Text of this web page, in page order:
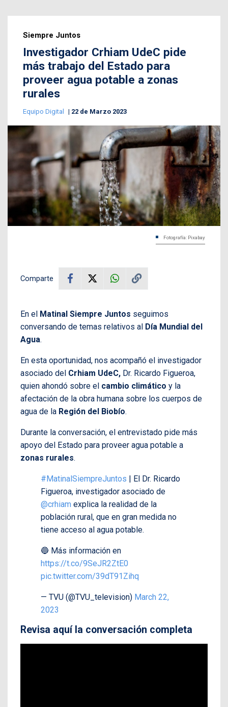
Siempre Juntos
Investigador Crhiam UdeC pide
más trabajo del Estado para
proveer agua potable a zonas
rurales
Equipo Digital 22 de Marzo 2023
Fotografía: Pixabay
Comparte
En el Matinal Siempre Juntos seguimos
conversando de temas relativos al Día Mundial del
Agua.
En esta oportunidad, nos acompañó el investigador
asociado del Crhiam UdeC, Dr. Ricardo Figueroa,
quien ahondó sobre el cambio climático y la
afectación de la obra humana sobre los cuerpos de
agua de la Región del Biobío.
Durante la conversación, el entrevistado pide más
apoyo del Estado para proveer agua potable a
zonas rurales.
#MatinalSiempreJuntos | El Dr. Ricardo
Figueroa, investigador asociado de
@crhiam explica la realidad de la
población rural, que en gran medida no
tiene acceso al agua potable.
🔵 Más información en
https://t.co/9SeJR2ZtE0
pic.twitter.com/39dT91Zihq
— TVU (@TVU_television) March 22,
2023
Revisa aquí la conversación completa